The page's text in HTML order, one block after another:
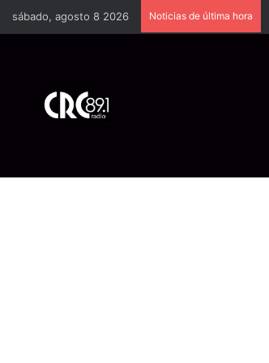
sábado, agosto 8 2026 Noticias de última hora